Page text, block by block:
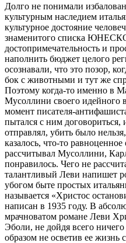
Долго не понимали
культурным наследием
культурное достояние
знаменитого списка
достопримечательность и
наполнить бюджет целого
осознавали, что это позор,
бок с животными и тут же
Поэтому когда-то именно в
Мусоллини своего идейного
момент писателя-
пытался с ним
отправлял, убить было
казалось, что-то
рассчитывал Мусоллини,
понравилось. Чего не
талантливый Леви напишет
убогом быте простых
называется «Христос
написан в 1935 году. В
мрачноватом романе Леви
Эболи, не дойдя всего
образом не осветив ее жизнь